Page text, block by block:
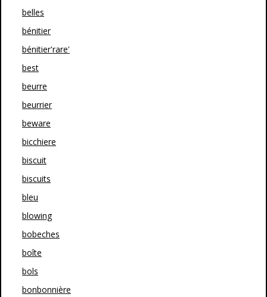
belles
bénitier
bénitier'rare'
best
beurre
beurrier
beware
bicchiere
biscuit
biscuits
bleu
blowing
bobeches
boîte
bols
bonbonnière